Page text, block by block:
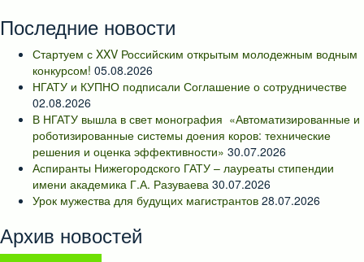
Последние новости
Стартуем с XXV Российским открытым молодежным водным
конкурсом! 05.08.2026
НГАТУ и КУПНО подписали Соглашение о сотрудничестве
02.08.2026
В НГАТУ вышла в свет монография «Автоматизированные и
роботизированные системы доения коров: технические
решения и оценка эффективности» 30.07.2026
Аспиранты Нижегородского ГАТУ – лауреаты стипендии
имени академика Г.А. Разуваева 30.07.2026
Урок мужества для будущих магистрантов 28.07.2026
Архив новостей